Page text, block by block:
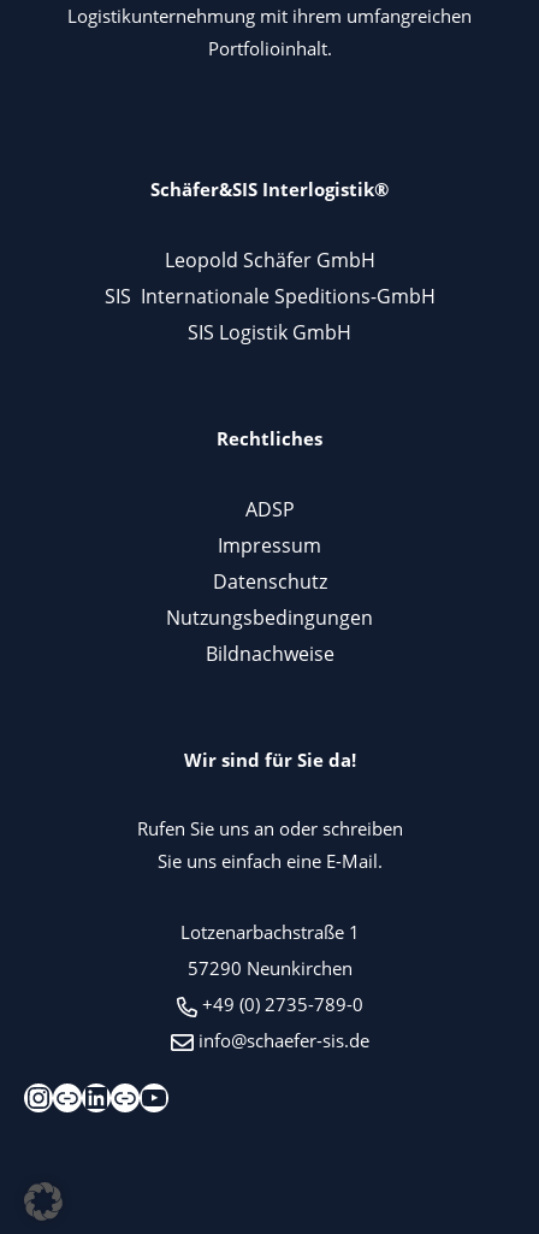
Logistikunternehmung mit ihrem umfangreichen
Portfolioinhalt.
Schäfer&SIS Interlogistik®
Leopold Schäfer GmbH
SIS Internationale Speditions-GmbH
SIS Logistik GmbH
Rechtliches
ADSP
Impressum
Datenschutz
Nutzungsbedingungen
Bildnachweise
Wir sind für Sie da!
Rufen Sie uns an oder schreiben
Sie uns einfach eine E-Mail.
Lotzenarbachstraße 1
57290 Neunkirchen
+49 (0) 2735-789-0
info@schaefer-sis.de
Instagram
XingLinkedIn
Kununu
YouTube